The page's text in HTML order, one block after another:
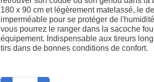
180 x 90 cm et légèrement matelassé, le
imperméable pour se protéger de
vous pourrez le ranger dans la sacoche
équipement. Indispensable aux tireurs
tirs dans de bonnes conditions de confort.